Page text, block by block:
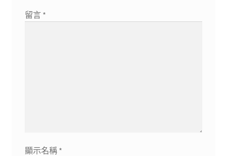
留言 *
顯示名稱 *